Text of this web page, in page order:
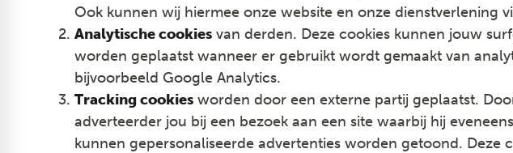
Ook kunnen wij hiermee onze website en onze dienstverlening
Analytische cookiesvan derden. Deze cookies kunnen jouw
worden geplaatst wanneer er gebruikt wordt gemaakt van
bijvoorbeeld Google Analytics.
Tracking cookiesworden door een externe partij geplaatst.
adverteerder jou bij een bezoek aan een site waarbij hij
kunnen gepersonaliseerde advertenties worden getoond. Deze